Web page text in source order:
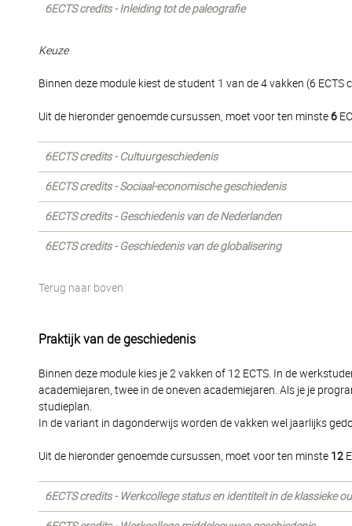
6ECTS credits - Inleiding tot de paleografie
Keuze
Binnen deze module kiest de student 1 van de 4 vakken (6
Uit de hieronder genoemde cursussen, moet voor ten minste6
6ECTS credits - Cultuurgeschiedenis
6ECTS credits - Sociaal-economische geschiedenis
6ECTS credits - Geschiedenis van de Nederlanden
6ECTS credits - Geschiedenis van de globalisering
Terug naar boven
Praktijk van de geschiedenis
Binnen deze module kies je 2 vakken of 12 ECTS. In de
academiejaren, twee in de oneven academiejaren. Als je je
studieplan.
In de variant in dagonderwijs worden de vakken wel jaarlijks
Uit de hieronder genoemde cursussen, moet voor ten minste 12
6ECTS credits - Werkcollege status en identiteit in de klassieke